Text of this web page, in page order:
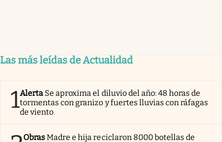
Las más leídas de Actualidad
1Alerta Se aproxima el diluvio del año: 48 horas de
tormentas con granizo y fuertes lluvias con ráfagas
de viento
ObrasMadre e hija reciclaron 8000 botellas de